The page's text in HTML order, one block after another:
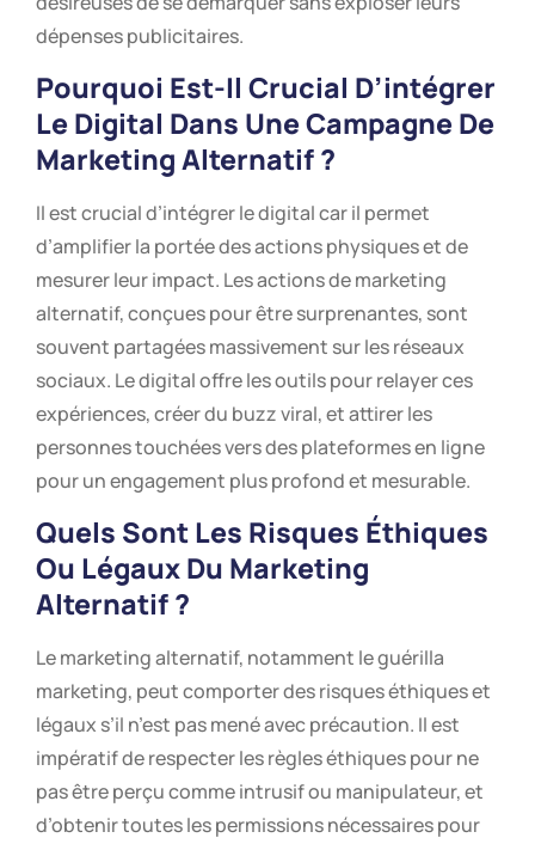
dépenses publicitaires.
Pourquoi Est-Il Crucial D’intégrer
Le Digital Dans Une Campagne De
Marketing Alternatif ?
Il est crucial d’intégrer le digital car il permet
d’amplifier la portée des actions physiques et de
mesurer leur impact. Les actions de marketing
alternatif, conçues pour être surprenantes, sont
souvent partagées massivement sur les réseaux
sociaux. Le digital offre les outils pour relayer ces
expériences, créer du buzz viral, et attirer les
personnes touchées vers des plateformes en ligne
pour un engagement plus profond et mesurable.
Quels Sont Les Risques Éthiques
Ou Légaux Du Marketing
Alternatif ?
Le marketing alternatif, notamment le guérilla
marketing, peut comporter des risques éthiques et
légaux s’il n’est pas mené avec précaution. Il est
impératif de respecter les règles éthiques pour ne
pas être perçu comme intrusif ou manipulateur, et
d’obtenir toutes les permissions nécessaires pour